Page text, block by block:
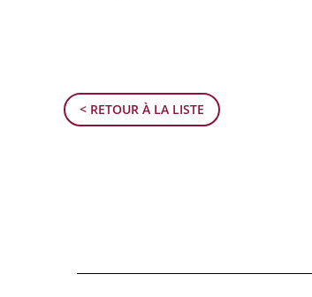
< RETOUR À LA LISTE